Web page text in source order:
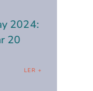
2024:
20
LER +